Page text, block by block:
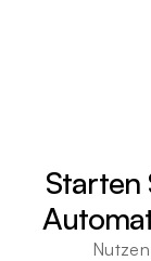
Starten